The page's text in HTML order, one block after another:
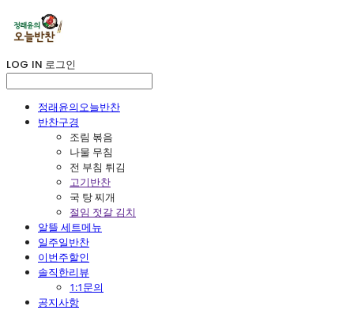
LOG IN 로그인
정래윤의오늘반찬
반찬구경
조림 볶음
나물 무침
전 부침 튀김
고기반찬
국 탕 찌개
절임 젓갈 김치
알뜰 세트메뉴
일주일반찬
이번주할인
솔직한리뷰
1:1문의
공지사항